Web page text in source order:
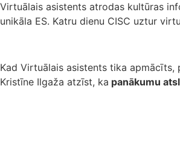
Virtuālais asistents atrodas kultūras
unikāla ES. Katru dienu CISC uztur
Kad Virtuālais asistents tika
Kristīne Ilgaža atzīst, ka panākumu